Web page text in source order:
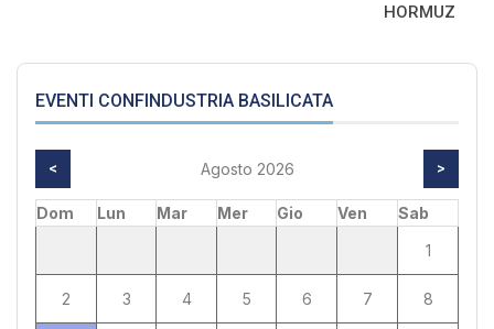
HORMUZ
EVENTI CONFINDUSTRIA BASILICATA
< Agosto 2026 >
Dom Lun Mar Mer Gio Ven
Sab
1
2 3 4 5 6 7 8